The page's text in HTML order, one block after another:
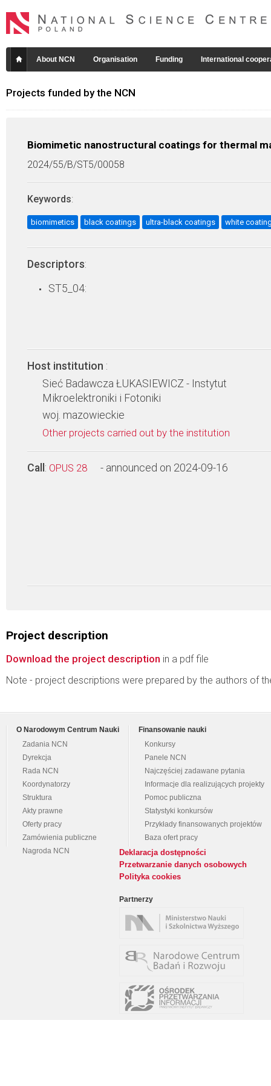
About NCN Organisation Funding International
Projects funded by the NCN
Biomimetic nanostructural coatings for thermal
2024/55/B/ST5/00058
Keywords:
biomimetics black coatings ultra-black coatings white
Descriptors:
ST5_04:
Host institution :
Sieć Badawcza ŁUKASIEWICZ - Instytut
Mikroelektroniki i Fotoniki
woj. mazowieckie
Other projects carried out by the institution
Call : OPUS 28 - announced on 2024-09-16
Project description
Download the project description in a pdf file
Note - project descriptions were prepared by the authors of
O Narodowym Centrum Nauki
Zadania NCN
Dyrekcja
Rada NCN
Koordynatorzy
Struktura
Akty prawne
Oferty pracy
Zamówienia publiczne
Nagroda NCN
Finansowanie nauki
Konkursy
Panele NCN
Najczęściej zadawane pytania
Informacje dla realizujących projekty
Pomoc publiczna
Statystyki konkursów
Przykłady finansowanych projektów
Baza ofert pracy
Deklaracja dostępności
Przetwarzanie danych osobowych
Polityka cookies
Partnerzy